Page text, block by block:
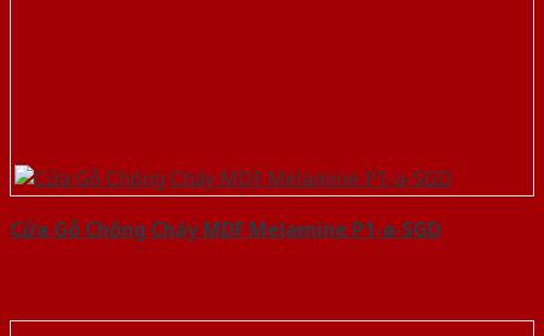
Cửa Gỗ Chống Cháy MDF Melamine P1-a-SGD